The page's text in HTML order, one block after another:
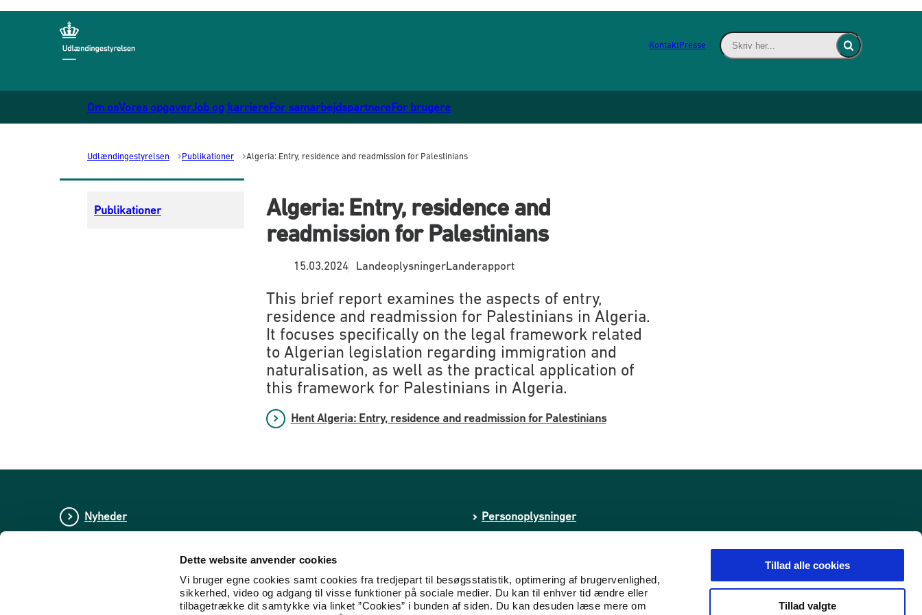
Dette website anvender cookies
Vi bruger egne cookies samt cookies fra tredjepart til besøgsstatistik, optimering af brugervenlighed,
sikkerhed, video og adgang til visse funktioner på sociale medier. Du kan til enhver tid ændre eller
tilbagetrække dit samtykke via linket ”Cookies” i bunden af siden. Du kan desuden læse mere om
Tillad alle cookies
Tillad valgte
KontaktPresse
Skriv her... - Indsæt søgeord for at søge
Fold søgefelt ind
Om osVores opgaverJob og karriereFor samarbejdspartnereFor brugere
Udlændingestyrelsen Publikationer Algeria: Entry, residence and readmission for Palestinians
Publikationer
Algeria: Entry, residence and
readmission for Palestinians
15.03.2024 LandeoplysningerLanderapport
This brief report examines the aspects of entry,
residence and readmission for Palestinians in Algeria.
It focuses specifically on the legal framework related
to Algerian legislation regarding immigration and
naturalisation, as well as the practical application of
this framework for Palestinians in Algeria.
Hent Algeria: Entry, residence and readmission for Palestinians
Nyheder
Center for Dokumentation og Indsats mod Ekstremisme
Personoplysninger
Cookies